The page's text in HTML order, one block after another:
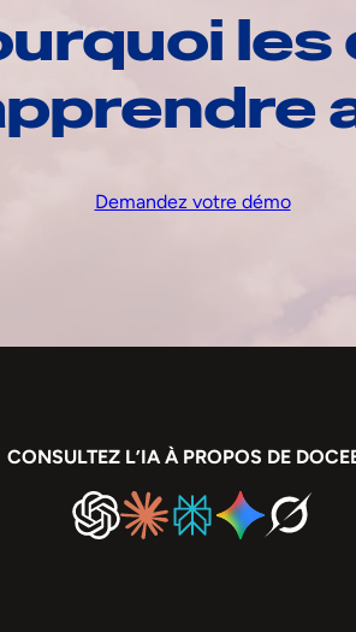
Demandez votre démo
CONSULTEZ L’IA À PROPOS DE